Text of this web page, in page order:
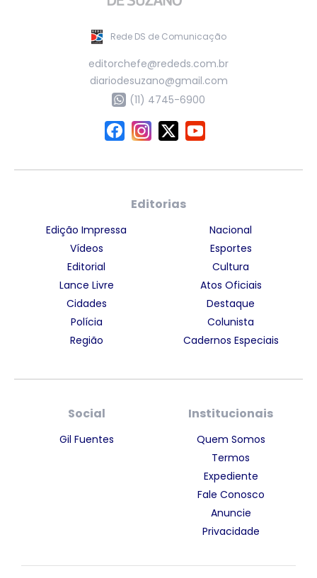
Rede DS de Comunicação
editorchefe@rededs.com.br
diariodesuzano@gmail.com
(11) 4745-6900
Editorias
Edição Impressa
Vídeos
Editorial
Lance Livre
Cidades
Polícia
Região
Nacional
Esportes
Cultura
Atos Oficiais
Destaque
Colunista
Cadernos Especiais
Social
Gil Fuentes
Institucionais
Quem Somos
Termos
Expediente
Fale Conosco
Anuncie
Privacidade